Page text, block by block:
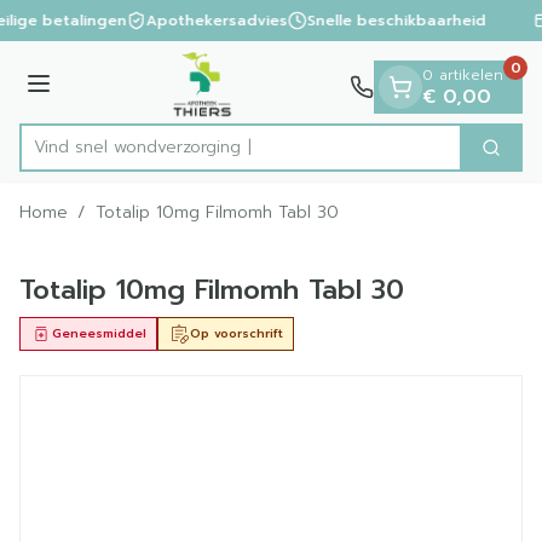
Ga naar de inhoud
1 van 1
betalingen Apothekersadvies Snelle beschikbaarheid
Menu
Product, merk, categorie...
Vind snel wondve Zoek
0 artikelen
€ 0,00
0
Home / Totalip 10mg Filmomh Tabl 30
Totalip 10mg Filmomh Tabl 30
Op voorschrift
Geneesmiddel